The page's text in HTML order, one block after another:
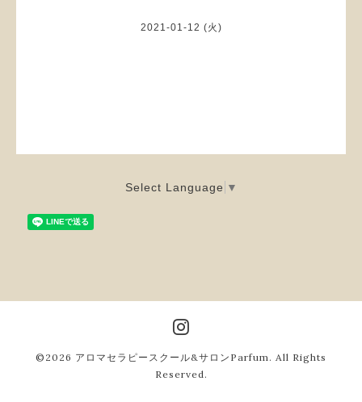
2021-01-12 (火)
Select Language ▼
©2026 アロマセラピースクール&サロンParfum . All Rights
Reserved.